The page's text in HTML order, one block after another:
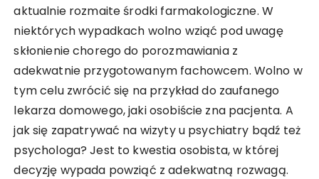
aktualnie rozmaite środki farmakologiczne. W
niektórych wypadkach wolno wziąć pod uwagę
skłonienie chorego do porozmawiania z
adekwatnie przygotowanym fachowcem. Wolno w
tym celu zwrócić się na przykład do zaufanego
lekarza domowego, jaki osobiście zna pacjenta. A
jak się zapatrywać na wizyty u psychiatry bądź też
psychologa? Jest to kwestia osobista, w której
decyzję wypada powziąć z adekwatną rozwagą.